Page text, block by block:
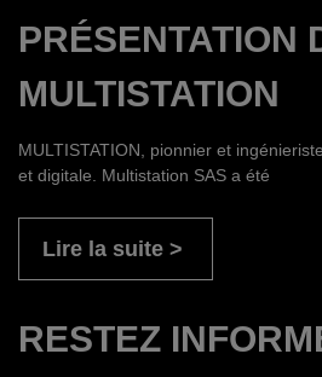
PRÉSENTATION
MULTISTATION
MULTISTATION, pionnier et
et digitale. Multistation SAS a été
Lire la suite
RESTEZ